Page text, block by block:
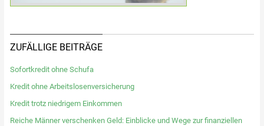
ZUFÄLLIGE BEITRÄGE
Sofortkredit ohne Schufa
Kredit ohne Arbeitslosenversicherung
Kredit trotz niedrigem Einkommen
Reiche Männer verschenken Geld: Einblicke und Wege zur finanziellen